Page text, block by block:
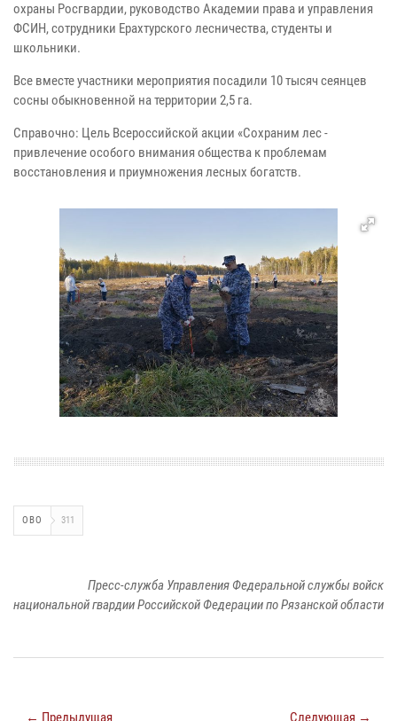
охраны Росгвардии, руководство Академии права и управления
ФСИН, сотрудники Ерахтурского лесничества, студенты и
школьники.
Все вместе участники мероприятия посадили 10 тысяч сеянцев
сосны обыкновенной на территории 2,5 га.
Справочно: Цель Всероссийской акции «Сохраним лес -
привлечение особого внимания общества к проблемам
восстановления и приумножения лесных богатств.
ОВО 311
Пресс-служба Управления Федеральной службы войск
национальной гвардии Российской Федерации по Рязанской области
← Предыдущая Следующая →